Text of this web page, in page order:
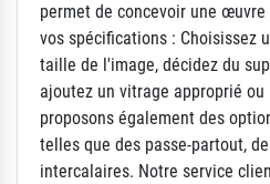
permet de concevoir une
vos spécifications : Choisissez
taille de l'image, décidez du
ajoutez un vitrage approprié ou
proposons également des
telles que des passe-partout,
intercalaires. Notre service